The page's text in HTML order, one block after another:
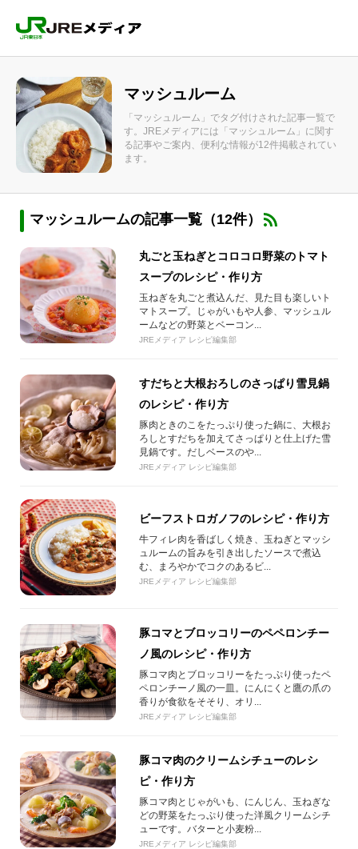
マッシュルーム
「マッシュルーム」でタグ付けされた記事一覧で
す。JREメディアには「マッシュルーム」に関す
る記事やご案内、便利な情報が12件掲載されてい
ます。
マッシュルームの記事一覧（12件）
丸ごと玉ねぎとコロコロ野菜のトマト
スープのレシピ・作り方
玉ねぎを丸ごと煮込んだ、見た目も楽しいト
マトスープ。じゃがいもや人参、マッシュル
ームなどの野菜とベーコン...
JREメディア レシピ編集部
すだちと大根おろしのさっぱり雪見鍋
のレシピ・作り方
豚肉ときのこをたっぷり使った鍋に、大根お
ろしとすだちを加えてさっぱりと仕上げた雪
見鍋です。だしベースのや...
JREメディア レシピ編集部
ビーフストロガノフのレシピ・作り方
牛フィレ肉を香ばしく焼き、玉ねぎとマッシ
ュルームの旨みを引き出したソースで煮込
む、まろやかでコクのあるビ...
JREメディア レシピ編集部
豚コマとブロッコリーのペペロンチー
ノ風のレシピ・作り方
豚コマ肉とブロッコリーをたっぷり使ったペ
ペロンチーノ風の一皿。にんにくと鷹の爪の
香りが食欲をそそり、オリ...
JREメディア レシピ編集部
豚コマ肉のクリームシチューのレシ
ピ・作り方
豚コマ肉とじゃがいも、にんじん、玉ねぎな
どの野菜をたっぷり使った洋風クリームシチ
ューです。バターと小麦粉...
JREメディア レシピ編集部